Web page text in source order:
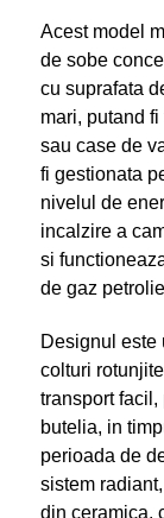
Acest model
de sobe
cu suprafata
mari, putand
sau case de
fi gestionata
nivelul de
incalzire a
si
de gaz
Designul este
colturi
transport
butelia, in
perioada de
sistem
din ceramica,